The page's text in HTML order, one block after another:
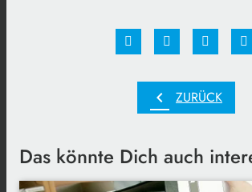
chevron_left ZURÜCK
Das könnte Dich auch